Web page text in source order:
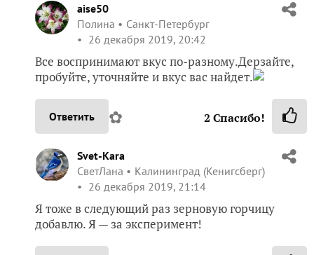
aise50
Полина
Санкт-Петербург
26 декабря 2019, 20:42
Все воспринимают вкус по-разному.Дерзайте,
пробуйте, уточняйте и вкус вас найдет.
Ответить ✿ 2 Спасибо!
Svet-Kara
СветЛана
Калининград (Кенигсберг)
26 декабря 2019, 21:14
Я тоже в следующий раз зерновую горчицу
добавлю. Я — за эксперимент!